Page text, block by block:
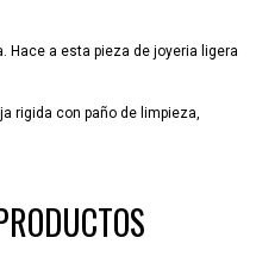
Hace a esta pieza de joyeria ligera
rigida con paño de limpieza,